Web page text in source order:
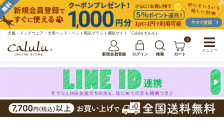
犬服・ドッグウェア・犬用ベッド・ペット用品ブランド通販サイト「Calulu(カルル)」
新規会員登録 ログイン 検索
0
カート
メニュー